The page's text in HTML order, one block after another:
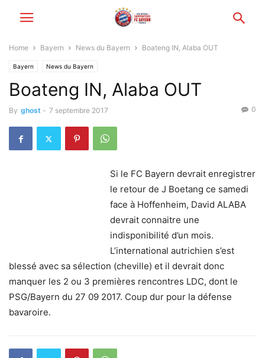
Home Bayern News du Bayern Boateng IN, Alaba OUT
Bayern News du Bayern
Boateng IN, Alaba OUT
By ghost - 7 septembre 2017 0
Si le FC Bayern devrait enregistrer
le retour de J Boetang ce samedi
face à Hoffenheim, David ALABA
devrait connaitre une
indisponibilité d’un mois.
L’international autrichien s’est
blessé avec sa sélection (cheville) et il devrait donc
manquer les 2 ou 3 premières rencontres LDC, dont le
PSG/Bayern du 27 09 2017. Coup dur pour la défense
bavaroire.